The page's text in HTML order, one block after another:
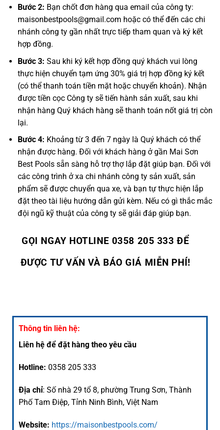
Bước 2: Bạn chốt đơn hàng qua email của công ty:
maisonbestpools@gmail.com hoặc có thể đến các chi
nhánh công ty gần nhất trực tiếp tham quan và ký kết
hợp đồng.
Bước 3: Sau khi ký kết hợp đồng quý khách vui lòng
thực hiện chuyển tạm ứng 30% giá trị hợp đồng ký kết
(có thể thanh toán tiền mặt hoặc chuyển khoản). Nhận
được tiền cọc Công ty sẽ tiến hành sản xuất, sau khi
nhận hàng Quý khách hàng sẽ thanh toán nốt giá trị còn
lại.
Bước 4: Khoảng từ 3 đến 7 ngày là Quý khách có thể
nhận được hàng. Đối với khách hàng ở gần Mai Sơn
Best Pools sẵn sàng hỗ trợ thợ lắp đặt giúp bạn. Đối với
các công trình ở xa chi nhánh công ty sản xuất, sản
phẩm sẽ được chuyển qua xe, và bạn tự thực hiện lắp
đặt theo tài liệu hướng dẫn gửi kèm. Nếu có gì thắc mắc
đội ngũ kỹ thuật của công ty sẽ giải đáp giúp bạn.
GỌI NGAY HOTLINE 0358 205 333 ĐỂ
ĐƯỢC TƯ VẤN VÀ BÁO GIÁ MIỄN PHÍ!
Thông tin liên hệ:
Liên hệ để đặt hàng theo yêu cầu
Hotline: 0358 205 333
Địa chỉ: Số nhà 29 tổ 8, phường Trung Sơn, Thành
Phố Tam Điệp, Tỉnh Ninh Bình, Việt Nam
Website: https://maisonbestpools.com/